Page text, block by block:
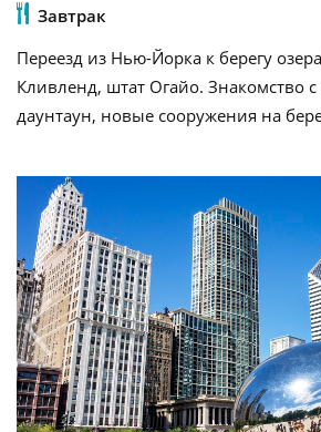
Завтрак
Переезд из Нью-Йорка к берегу
Кливленд, штат Огайо. Знакомство
даунтаун, новые сооружения на